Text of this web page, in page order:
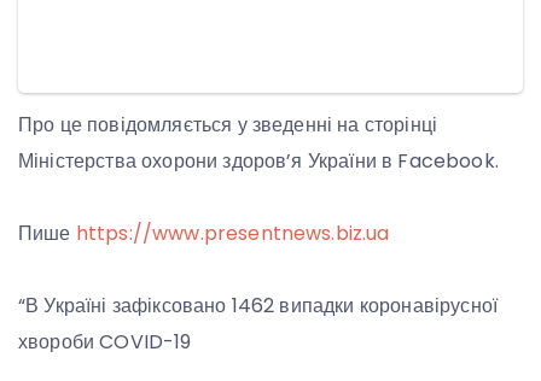
Про це повідомляється у зведенні на сторінці
Міністерства охорони здоров’я України в Facebook.
Пише https://www.presentnews.biz.ua
“В Україні зафіксовано 1462 випадки коронавірусної
хвороби COVID-19